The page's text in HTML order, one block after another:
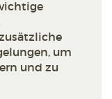
um
und zu